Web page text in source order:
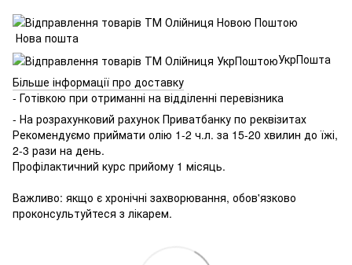
Нова пошта
УкрПошта
Більше інформації про доставку
- Готівкою при отриманні на відділенні перевізника
- На розрахунковий рахунок Приватбанку по реквізитах
Рекомендуємо приймати олію 1-2 ч.л. за 15-20 хвилин до їжі,
2-3 рази на день.
Профілактичний курс прийому 1 місяць.
Важливо: якщо є хронічні захворювання, обов'язково
проконсультуйтеся з лікарем.